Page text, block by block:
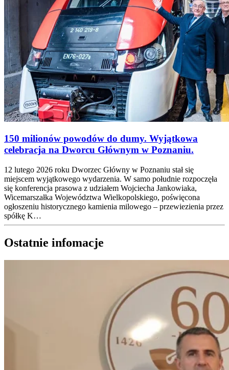
150 milionów powodów do dumy. Wyjątkowa
celebracja na Dworcu Głównym w Poznaniu.
12 lutego 2026 roku Dworzec Główny w Poznaniu stał się
miejscem wyjątkowego wydarzenia. W samo południe rozpoczęła
się konferencja prasowa z udziałem Wojciecha Jankowiaka,
Wicemarszałka Województwa Wielkopolskiego, poświęcona
ogłoszeniu historycznego kamienia milowego – przewiezienia przez
spółkę K…
Ostatnie infomacje